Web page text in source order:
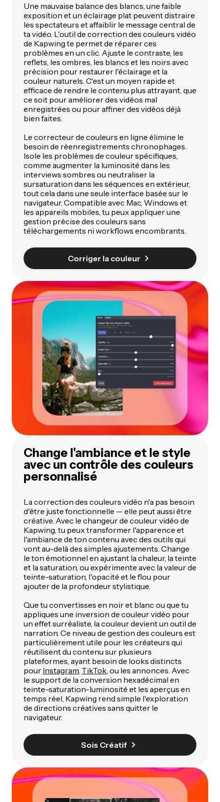
Une mauvaise balance des blancs, une faible
exposition et un éclairage plat peuvent distraire
les spectateurs et affaiblir le message central de
ta vidéo. L'outil de correction des couleurs vidéo
de Kapwing te permet de réparer ces
problèmes en un clic. Ajuste le contraste, les
reflets, les ombres, les blancs et les noirs avec
précision pour restaurer l'éclairage et la
couleur naturels. C'est un moyen rapide et
efficace de rendre le contenu plus attrayant, que
ce soit pour améliorer des vidéos mal
enregistrées ou pour affiner des vidéos déjà
bien faites.
Le correcteur de couleurs en ligne élimine le
besoin de réenregistrements chronophages.
Isole les problèmes de couleur spécifiques,
comme augmenter la luminosité dans les
interviews sombres ou neutraliser la
sursaturation dans les séquences en extérieur,
tout cela dans une seule interface basée sur le
navigateur. Compatible avec Mac, Windows et
les appareils mobiles, tu peux appliquer une
gestion précise des couleurs sans
téléchargements ni workflows encombrants.
Corriger la couleur
Change l'ambiance et le style
avec un contrôle des couleurs
personnalisé
La correction des couleurs vidéo n'a pas besoin
d'être juste fonctionnelle — elle peut aussi être
créative. Avec le changeur de couleur vidéo de
Kapwing, tu peux transformer l'apparence et
l'ambiance de ton contenu avec des outils qui
vont au-delà des simples ajustements. Change
le ton émotionnel en ajustant la chaleur, la teinte
et la saturation, ou expérimente avec la valeur de
teinte-saturation, l'opacité et le flou pour
ajouter de la profondeur stylistique.
Que tu convertisses en noir et blanc ou que tu
appliques une inversion de couleur vidéo pour
un effet surréaliste, la couleur devient un outil de
narration. Ce niveau de gestion des couleurs est
particulièrement utile pour les créateurs qui
réutilisent du contenu sur plusieurs
plateformes, ayant besoin de looks distincts
pour Instagram, TikTok, ou les annonces. Avec
le support de la conversion hexadécimal en
teinte-saturation-luminosité et les aperçus en
temps réel, Kapwing rend simple l'exploration
de directions créatives sans quitter le
navigateur.
Sois Créatif